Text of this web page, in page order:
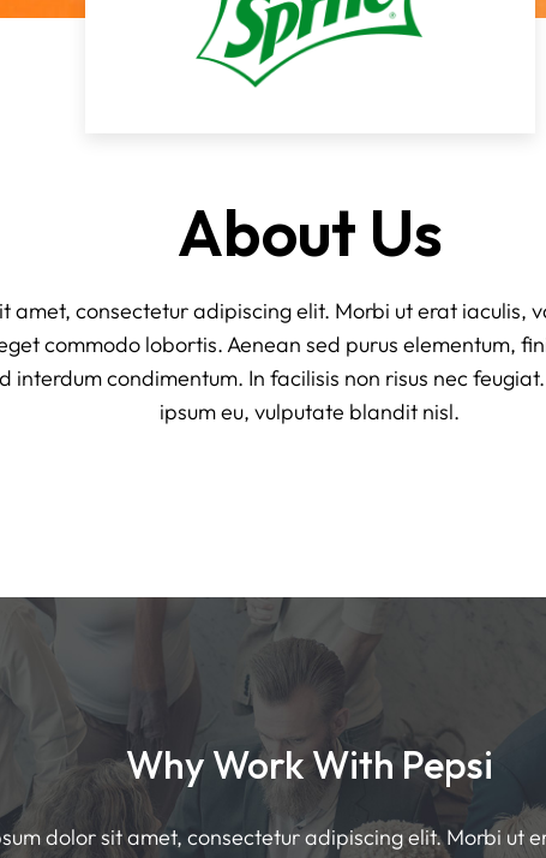
About Us
amet, consectetur adipiscing elit. Morbi ut erat iaculis,
commodo lobortis. Aenean sed purus elementum,
interdum condimentum. In facilisis non risus nec
ipsum eu, vulputate blandit nisl.
Why Work With Pepsi
dolor sit amet, consectetur adipiscing elit. Morbi ut